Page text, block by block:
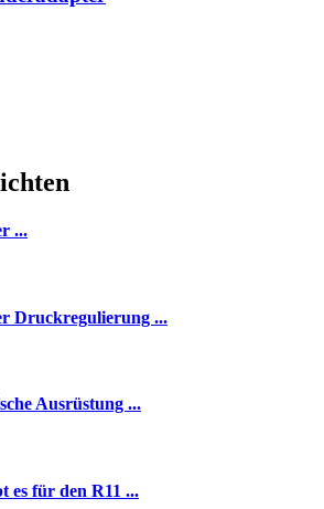
...
Druckregulierung ...
Ausrüstung ...
es für den R11 ...